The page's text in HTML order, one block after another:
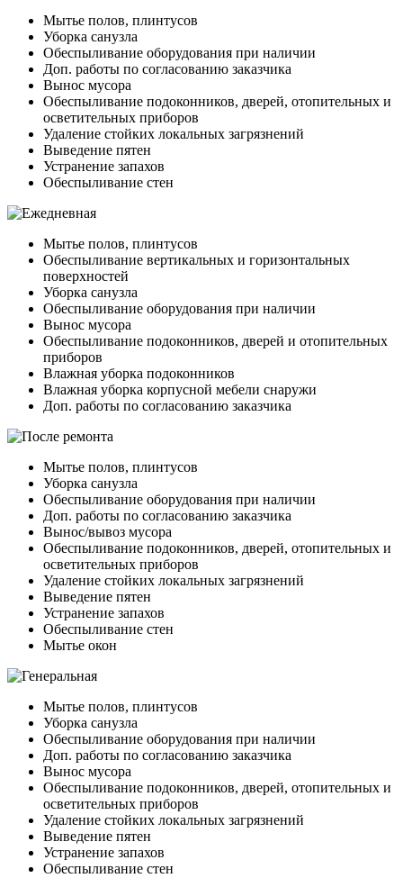
Мытье полов, плинтусов
Уборка санузла
Обеспыливание оборудования при наличии
Доп. работы по согласованию заказчика
Вынос мусора
Обеспыливание подоконников, дверей, отопительных и
осветительных приборов
Удаление стойких локальных загрязнений
Выведение пятен
Устранение запахов
Обеспыливание стен
Мытье полов, плинтусов
Обеспыливание вертикальных и горизонтальных
поверхностей
Уборка санузла
Обеспыливание оборудования при наличии
Вынос мусора
Обеспыливание подоконников, дверей и отопительных
приборов
Влажная уборка подоконников
Влажная уборка корпусной мебели снаружи
Доп. работы по согласованию заказчика
Мытье полов, плинтусов
Уборка санузла
Обеспыливание оборудования при наличии
Доп. работы по согласованию заказчика
Вынос/вывоз мусора
Обеспыливание подоконников, дверей, отопительных и
осветительных приборов
Удаление стойких локальных загрязнений
Выведение пятен
Устранение запахов
Обеспыливание стен
Мытье окон
Мытье полов, плинтусов
Уборка санузла
Обеспыливание оборудования при наличии
Доп. работы по согласованию заказчика
Вынос мусора
Обеспыливание подоконников, дверей, отопительных и
осветительных приборов
Удаление стойких локальных загрязнений
Выведение пятен
Устранение запахов
Обеспыливание стен